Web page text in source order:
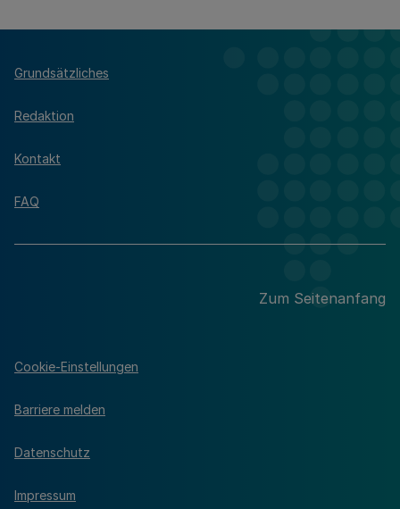
Grundsätzliches
Redaktion
Kontakt
FAQ
Zum Seitenanfang
Cookie-Einstellungen
Barriere melden
Datenschutz
Impressum